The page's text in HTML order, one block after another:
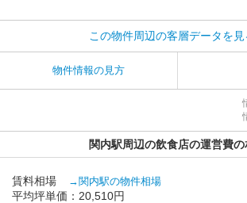
この物件周辺の客層データを見
物件情報の見方
関内駅周辺の飲食店の運営費の
賃料相場 →関内駅の物件相場
平均坪単価：20,510円